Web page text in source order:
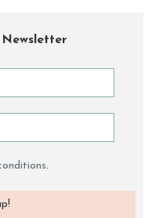
Newsletter
.